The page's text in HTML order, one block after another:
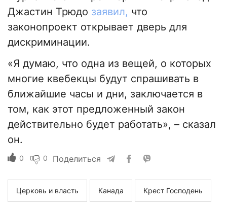
Джастин Трюдо заявил, что
законопроект открывает дверь для
дискриминации.
«Я думаю, что одна из вещей, о которых
многие квебекцы будут спрашивать в
ближайшие часы и дни, заключается в
том, как этот предложенный закон
действительно будет работать», – сказал
он.
0 0 Поделиться
Церковь и власть Канада Крест Господень